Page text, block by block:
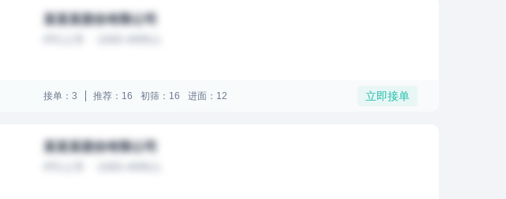
某某某股份有限公司
接单：3 推荐：16 初筛：16 进面：12 立即接单
某某某股份有限公司